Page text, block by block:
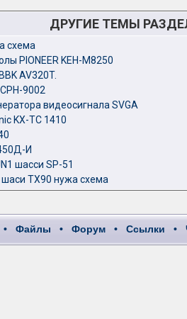
ДРУГИЕ ТЕМЫ
схема
PIONEER KEH-M8250
AV320T.
9002
видеосигнала SVGA
KX-TC 1410
И
шасси SP-51
шаси TX90 нужа схема
• Файлы • Форум • Ссылки •